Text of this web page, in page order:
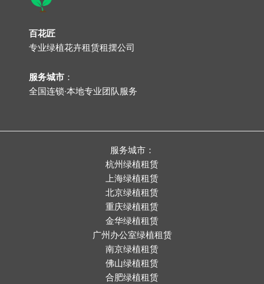
百花匠
专业绿植花卉租赁租摆公司
服务城市 ：
全国连锁·本地专业团队服务
服务城市：
杭州绿植租赁
上海绿植租赁
北京绿植租赁
重庆绿植租赁
金华绿植租赁
广州办公室绿植租赁
南京绿植租赁
佛山绿植租赁
合肥绿植租赁